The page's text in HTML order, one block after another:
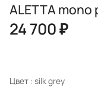
ALETTA
24 700 ₽
Цвет : silk grey